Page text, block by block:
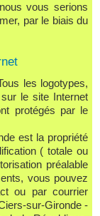
vous serions
par le biais du
le site Internet
protégés par le
est la propriété
( totale ou
préalable
vous pouvez
ou par courrier
sur-Gironde -